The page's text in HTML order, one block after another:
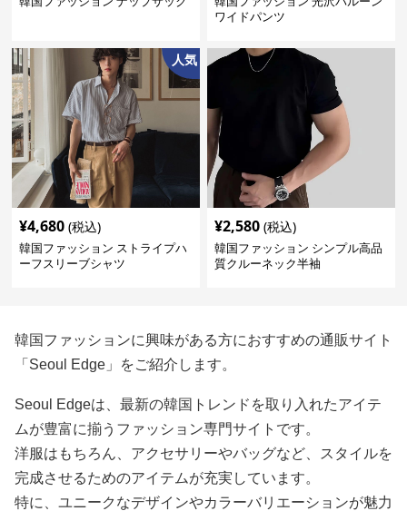
ワイドパンツ
人気
¥4,680 (税込)
韓国ファッション ストライプハ
ーフスリーブシャツ
¥2,580 (税込)
韓国ファッション シンプル高品
質クルーネック半袖
韓国ファッションに興味がある方におすすめの通販サイト
「Seoul Edge」をご紹介します。
Seoul Edgeは、最新の韓国トレンドを取り入れたアイテ
ムが豊富に揃うファッション専門サイトです。
洋服はもちろん、アクセサリーやバッグなど、スタイルを
完成させるためのアイテムが充実しています。
特に、ユニークなデザインやカラーバリエーションが魅力